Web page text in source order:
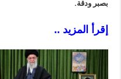
بصبر ودقة.
إقرأ المزيد ..